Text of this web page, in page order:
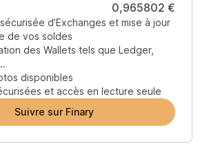
0,965802 €
d’Exchanges et mise à jour
de vos soldes
des Wallets tels que Ledger,
disponibles
et accès en lecture seule
Suivre sur Finary